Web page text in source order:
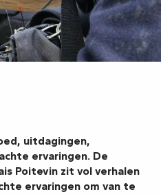
uitdagingen,
ervaringen. De
Poitevin zit vol verhalen
ervaringen om van te